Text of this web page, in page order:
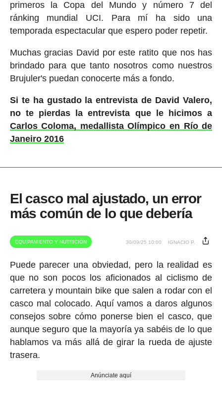
primeros la Copa del Mundo y número 7 del
ránking mundial UCI. Para mí ha sido una
temporada espectacular que espero poder repetir.
Muchas gracias David por este ratito que nos has
brindado para que tanto nosotros como nuestros
Brujuler's puedan conocerte más a fondo.
Si te ha gustado la entrevista de David Valero,
no te pierdas la entrevista que le hicimos a
Carlos Coloma, medallista Olímpico en Río de
Janeiro 2016
El casco mal ajustado, un error
más común de lo que debería
EQUIPAMIENTO Y NUTRICIÓN 30/09/25 10:00 IGNACIO P.
Puede parecer una obviedad, pero la realidad es
que no son pocos los aficionados al ciclismo de
carretera y mountain bike que salen a rodar con el
casco mal colocado. Aquí vamos a daros algunos
consejos sobre cómo ponerse bien el casco, que
aunque seguro que la mayoría ya sabéis de lo que
hablamos va más allá de girar la rueda de ajuste
trasera.
Anúnciate aquí